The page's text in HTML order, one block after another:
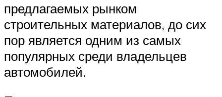
предлагаемых рынком
строительных материалов, до сих
пор является одним из самых
популярных среди владельцев
автомобилей.